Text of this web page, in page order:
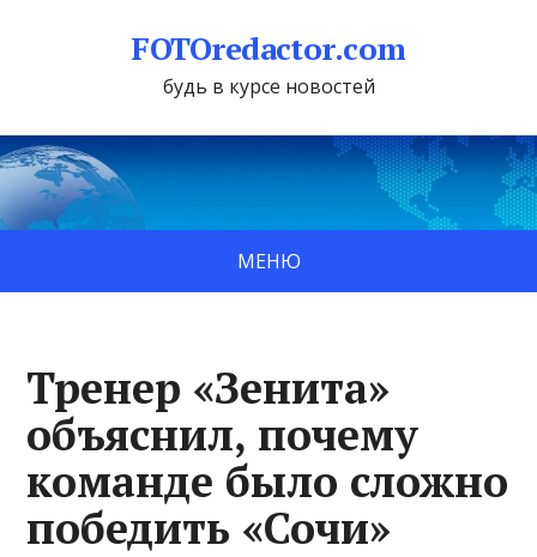
FOTOredactor.com
будь в курсе новостей
МЕНЮ
Тренер «Зенита»
объяснил, почему
команде было сложно
победить «Сочи»